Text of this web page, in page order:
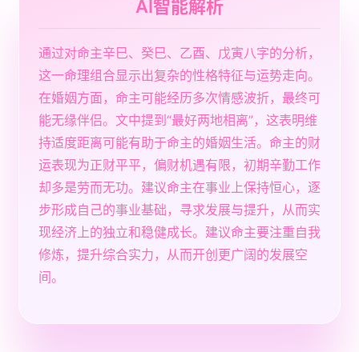
AI智能解析
通过对命主辛巳、癸巳、乙酉、戊寅八字的分析，
这一命理组合显示出复杂的性格特征与运势走向。
在婚姻方面，命主可能经历多次情感波折，最终可
能无缘伴侣。文中提到“最好两地相离”，这表明维
持适度距离可能有助于命主的婚姻生活。命主的财
运表现为正财平平，偏财机遇有限，初期辛勤工作
却多是劳而无功。建议命主在事业上保持恒心，逐
步形成自己的事业基础，寻求发展与提升，从而实
现经济上的独立和稳健成长。建议命主要注重自我
修炼，提升综合实力，从而开创更广阔的发展空
间。